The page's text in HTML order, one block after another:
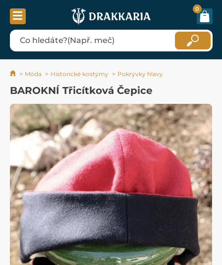
0
Móda Historické kostýmy Pokrývky hlavy
BAROKNÍ Třicítková Čepice